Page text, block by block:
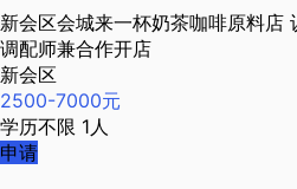
新会区会城来一杯奶茶咖啡原料店
调配师兼合作开店
新会区
2500-7000元
学历不限 1人
申请